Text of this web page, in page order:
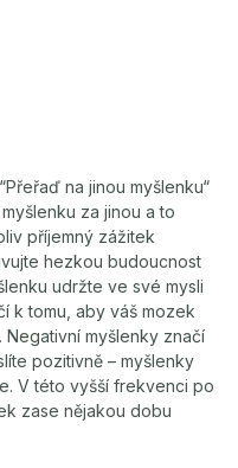
na jinou myšlenku“
za jinou a to
příjemný zážitek
hezkou budoucnost
udržte ve své mysli
k tomu, aby váš mozek
myšlenky značí
pozitivně – myšlenky
V této vyšší frekvenci po
zase nějakou dobu